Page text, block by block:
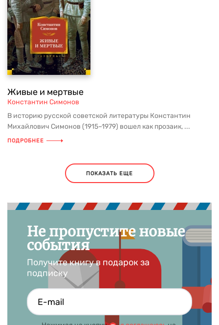
Живые и мертвые
Константин Симонов
В историю русской советской литературы Константин
Михайлович Симонов (1915–1979) вошел как прозаик, ...
ПОДРОБНЕЕ
ПОКАЗАТЬ ЕЩЕ
Не пропустите новые
события
Получите книгу в подарок за
подписку